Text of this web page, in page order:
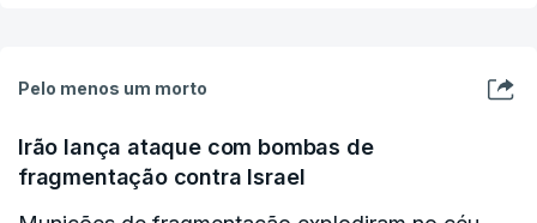
“Têm de abrir, têm de abrir o Estreito de Trump.
“Desculpem, peço desculpa. Que erro terrível”,
disse em tom de brincadeira. “As notícias falsas
Pelo menos um morto
Irão lança ataque com bombas de
fragmentação contra Israel